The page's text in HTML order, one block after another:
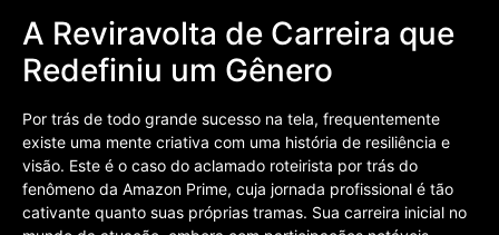
A Reviravolta de Carreira que
Redefiniu um Gênero
Por trás de todo grande sucesso na tela, frequentemente
existe uma mente criativa com uma história de resiliência e
visão. Este é o caso do aclamado roteirista por trás do
fenômeno da Amazon Prime, cuja jornada profissional é tão
cativante quanto suas próprias tramas. Sua carreira inicial no